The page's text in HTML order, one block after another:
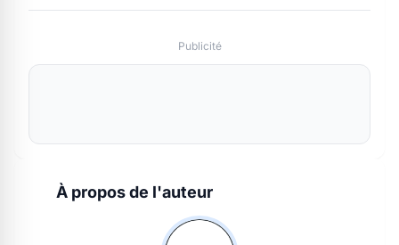
Publicité
À propos de l'auteur